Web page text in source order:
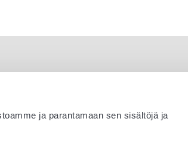
ja parantamaan sen sisältöjä ja